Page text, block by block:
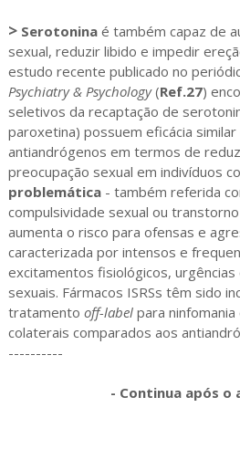
> Serotoninaé também capaz de
sexual, reduzir libido e impedir
estudo recente publicado no
Psychiatry & Psychology(Ref.27)
seletivos da recaptação de
paroxetina) possuem eficácia
antiandrógenos em termos de
preocupação sexual em indivíduos
problemática- também referida
compulsividade sexual ou
aumenta o risco para ofensas e
caracterizada por intensos e
excitamentos fisiológicos,
sexuais. Fármacos ISRSs têm sido
tratamento off-labelpara
colaterais comparados aos
----------
- Continua após o